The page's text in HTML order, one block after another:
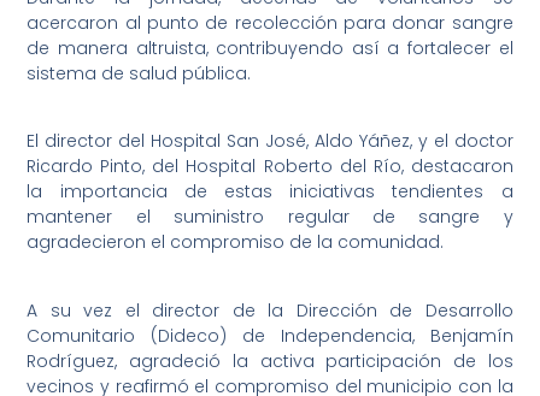
acercaron al punto de recolección para donar sangre
de manera altruista, contribuyendo así a fortalecer el
sistema de salud pública.
El director del Hospital San José, Aldo Yáñez, y el doctor
Ricardo Pinto, del Hospital Roberto del Río, destacaron
la importancia de estas iniciativas tendientes a
mantener el suministro regular de sangre y
agradecieron el compromiso de la comunidad.
A su vez el director de la Dirección de Desarrollo
Comunitario (Dideco) de Independencia, Benjamín
Rodríguez, agradeció la activa participación de los
vecinos y reafirmó el compromiso del municipio con la